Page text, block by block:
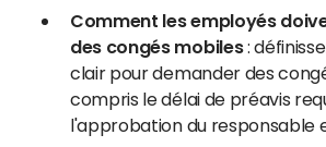
Comment les employés
des congés mobiles:
clair pour demander des
compris le délai de préavis
l'approbation du responsable